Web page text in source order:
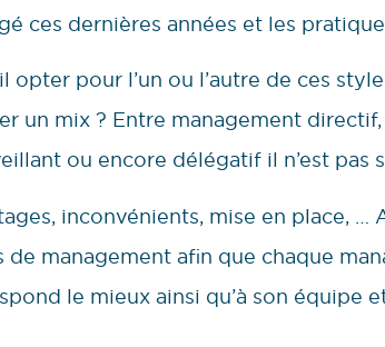
ces dernières années et les
opter pour l’un ou l’autre de ces
un mix ? Entre management
ou encore délégatif il n’est pas
inconvénients, mise en place,
de management afin que chaque
le mieux ainsi qu’à son équipe